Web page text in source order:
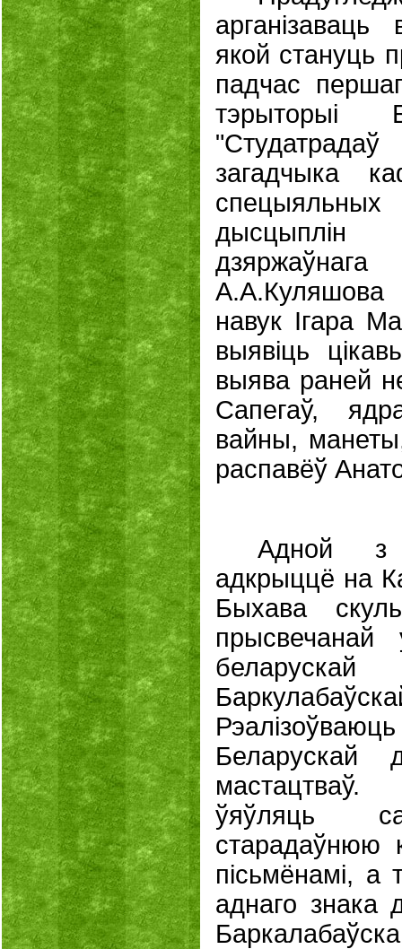
арганізаваць
якой стануць
падчас
тэрыторыі
загадчыка
А.А.Куляшова
навук Ігара
выявіць
выява раней
Сапегаў,
вайны,
распавёў
Адной з
адкрыццё на
Быхава
прысвечанай
Беларускай
ўяўляць
старадаўнюю
пісьмёнамі,
аднаго знака